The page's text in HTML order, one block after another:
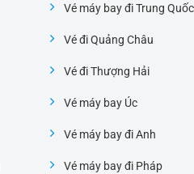
Vé máy bay đi Trung Quốc
Vé đi Quảng Châu
Vé đi Thượng Hải
Vé máy bay Úc
Vé máy bay đi Anh
Vé máy bay đi Pháp